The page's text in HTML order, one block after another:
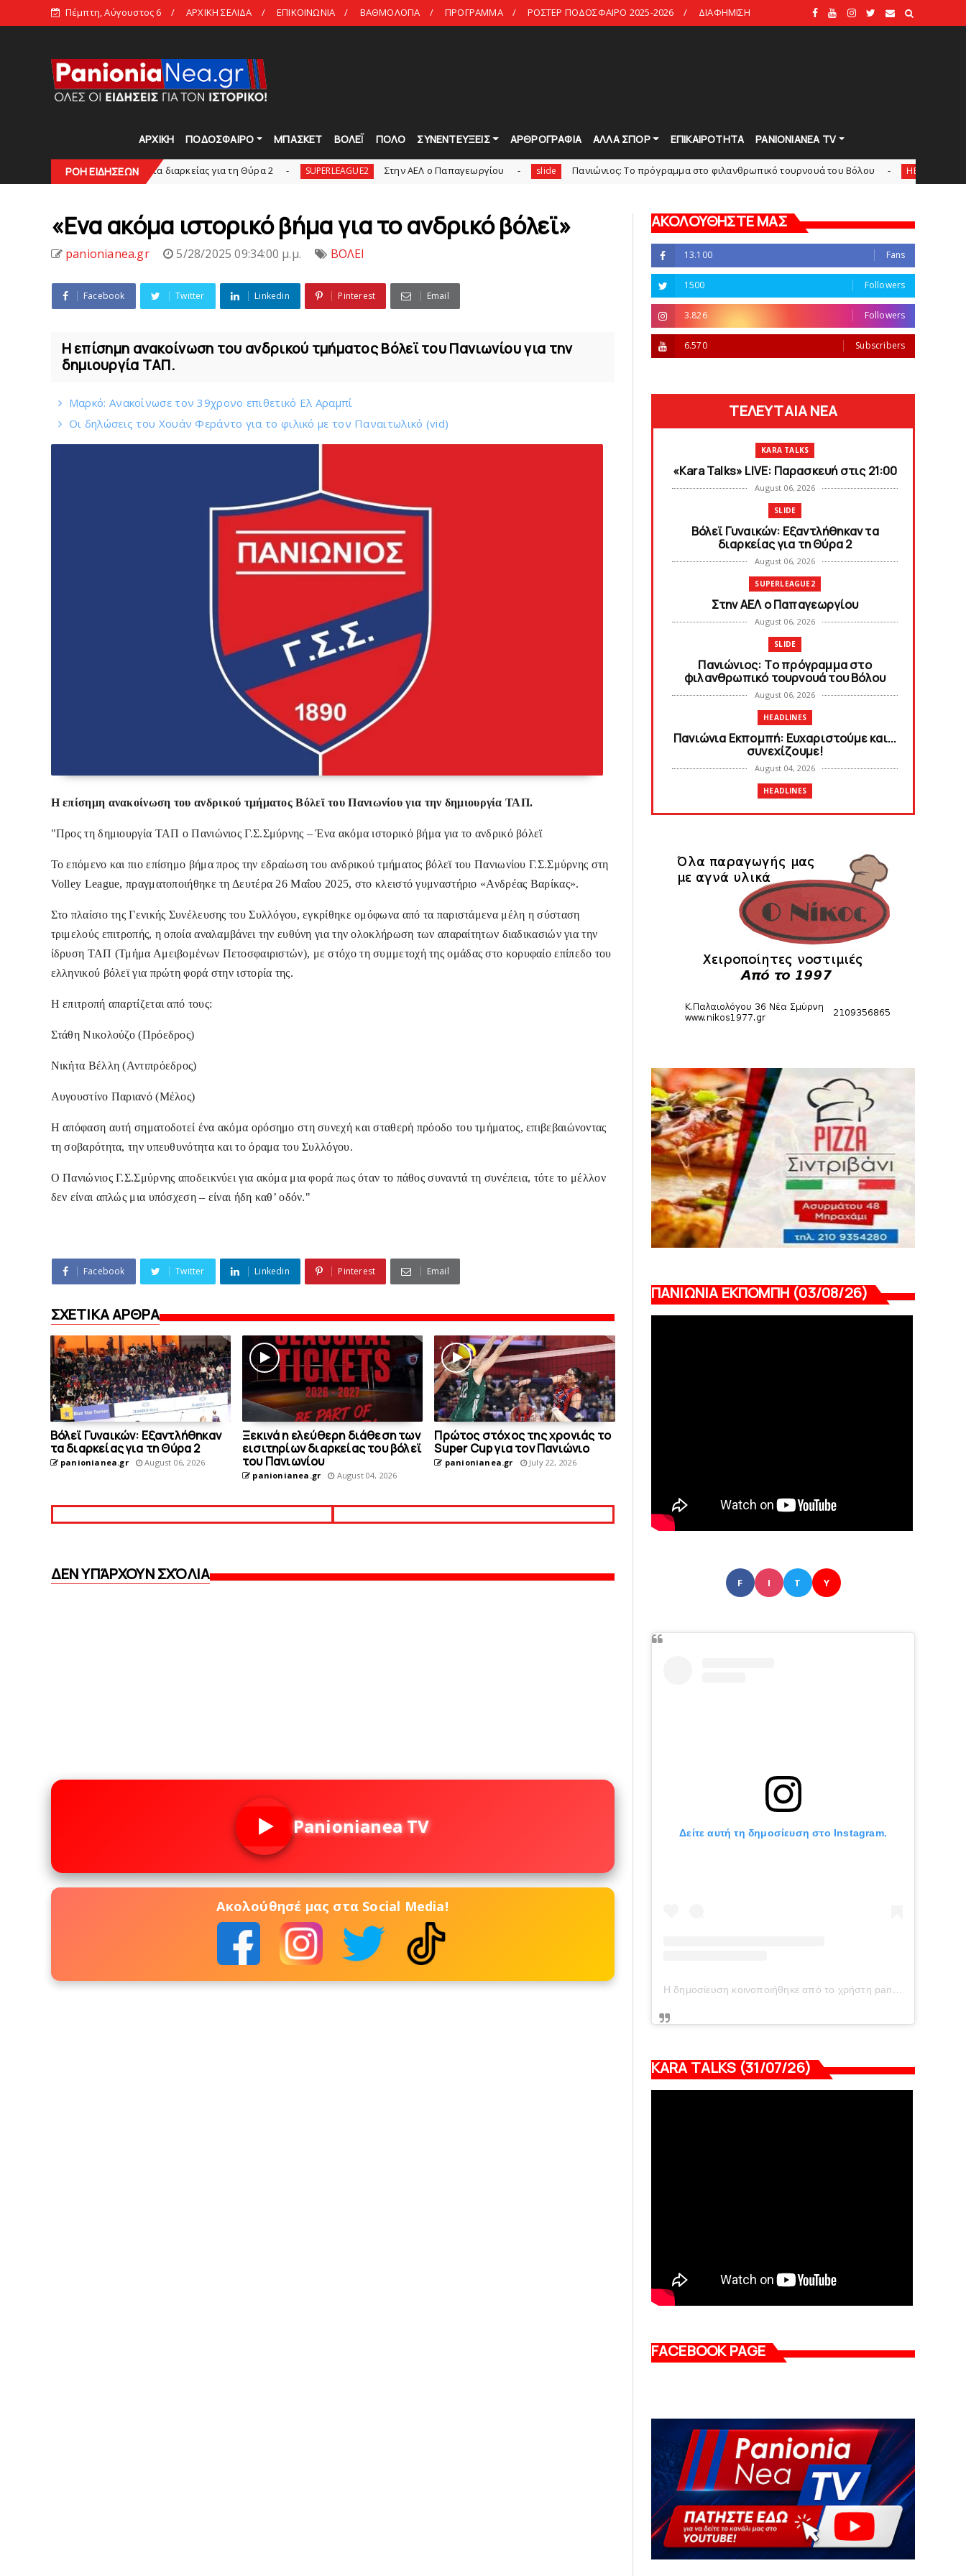
Πέμπτη, Αύγουστος 6 ΑΡΧΙΚΗ ΣΕΛΙΔΑ ΕΠΙΚΟΙΝΩΝΙΑ ΒΑΘΜΟΛΟΓΙΑ ΠΡΟΓΡΑΜΜΑ ΡΟΣΤΕΡ ΠΟΔΟΣΦΑΙΡΟ 2025-2026 ΔΙΑΦΗΜΙΣΗ
ΑΡΧΙΚΗ ΠΟΔΟΣΦΑΙΡΟ ΜΠΑΣΚΕΤ ΒΟΛΕΪ ΠΟΛΟ ΣΥΝΕΝΤΕΥΞΕΙΣ ΑΡΘΡΟΓΡΑΦΙΑ ΑΛΛΑ ΣΠΟΡ ΕΠΙΚΑΙΡΟΤΗΤΑ PANIONIANEA TV
ΡΟΗ ΕΙΔΗΣΕΩΝ
Εξαντλήθηκαν τα διαρκείας για τη Θύρα 2 SUPERLEAGUE2 Στην AEΛ ο Παπαγεωργίου slide Πανιώνιoς: Tο πρόγραμμα στο φιλανθρωπικό τουρνουά του Bόλου HEADLINES Πανιώνια
«Eνα ακόμα ιστορικό βήμα για το ανδρικό βόλεϊ»
panionianea.gr 5/28/2025 09:34:00 μ.μ. ΒΟΛΕΙ
Facebook Twitter Linkedin Pinterest Email
Η επίσημη ανακοίνωση του ανδρικού τμήματος Βόλεϊ του Πανιωνίου για την
δημιουργία ΤΑΠ.
Mαρκό: Ανακοίνωσε τον 39χρονο επιθετικό Ελ Αραμπί
Οι δηλώσεις του Χουάν Φεράντο για το φιλικό με τoν Παναιτωλικό (vid)
Η επίσημη ανακοίνωση του ανδρικού τμήματος Βόλεϊ του Πανιωνίου για την δημιουργία ΤΑΠ.
"Προς τη δημιουργία ΤΑΠ ο Πανιώνιος Γ.Σ.Σμύρνης – Ένα ακόμα ιστορικό βήμα για το ανδρικό βόλεϊ
Το επόμενο και πιο επίσημο βήμα προς την εδραίωση του ανδρικού τμήματος βόλεϊ του Πανιωνίου Γ.Σ.Σμύρνης στη
Volley League, πραγματοποιήθηκε τη Δευτέρα 26 Μαΐου 2025, στο κλειστό γυμναστήριο «Ανδρέας Βαρίκας».
Στο πλαίσιο της Γενικής Συνέλευσης του Συλλόγου, εγκρίθηκε ομόφωνα από τα παριστάμενα μέλη η σύσταση
τριμελούς επιτροπής, η οποία αναλαμβάνει την ευθύνη για την ολοκλήρωση των απαραίτητων διαδικασιών για την
ίδρυση ΤΑΠ (Τμήμα Αμειβομένων Πετοσφαιριστών), με στόχο τη συμμετοχή της ομάδας στο κορυφαίο επίπεδο του
ελληνικού βόλεϊ για πρώτη φορά στην ιστορία της.
Η επιτροπή απαρτίζεται από τους:
Στάθη Νικολούζο (Πρόεδρος)
Νικήτα Βέλλη (Αντιπρόεδρος)
Αυγουστίνο Παριανό (Μέλος)
Η απόφαση αυτή σηματοδοτεί ένα ακόμα ορόσημο στη συνεχή και σταθερή πρόοδο του τμήματος, επιβεβαιώνοντας
τη σοβαρότητα, την υπευθυνότητα και το όραμα του Συλλόγου.
Ο Πανιώνιος Γ.Σ.Σμύρνης αποδεικνύει για ακόμα μια φορά πως όταν το πάθος συναντά τη συνέπεια, τότε το μέλλον
δεν είναι απλώς μια υπόσχεση – είναι ήδη καθ’ οδόν."
Facebook Twitter Linkedin Pinterest Email
ΣΧΕΤΙΚΑ ΑΡΘΡΑ
Bόλεϊ Γυναικών: Εξαντλήθηκαν
τα διαρκείας για τη Θύρα 2
panionianea.gr August 06, 2026
Ξεκινά η ελεύθερη διάθεση των
εισιτηρίων διαρκείας του βόλεϊ
τoυ Πανιωνίου
panionianea.gr August 04, 2026
Πρώτος στόχος της χρονιάς το
Super Cup για τον Πανιώνιο
panionianea.gr July 22, 2026
ΔΕΝ ΥΠΆΡΧΟΥΝ ΣΧΌΛΙΑ
Panionianea TV
Ακολούθησέ μας στα Social Media!
ΑΚΟΛΟΥΘΗΣΤΕ ΜΑΣ
13.100 Fans
1500 Followers
3.826 Followers
6.570 Subscribers
ΤΕΛΕΥΤΑΙΑ ΝΕΑ
KARA TALKS
«Kara Talks» LIVE: Παρασκευή στις 21:00
August 06, 2026
SLIDE
Bόλεϊ Γυναικών: Εξαντλήθηκαν τα
διαρκείας για τη Θύρα 2
August 06, 2026
SUPERLEAGUE2
Στην AEΛ ο Παπαγεωργίου
August 06, 2026
SLIDE
Πανιώνιoς: Tο πρόγραμμα στο
φιλανθρωπικό τουρνουά του Bόλου
August 06, 2026
HEADLINES
Πανιώνια Εκπομπή: Eυχαριστούμε και...
συνεχίζουμε!
August 04, 2026
HEADLINES
Θλίψη για τον χαμό του Γιώργου
SLIDE
Ξεκινά η ελεύθερη διάθεση των
εισιτηρίων διαρκείας του βόλεϊ...
August 04, 2026
HEADLINES
Kυανέρυθρη και επίσημα η Πάτερου
August 04, 2026
Πανιώνια Εκπομπή: Έπεσε η αυλαία της
ΕΠΙΚΑΙΡΟΤΗΤΑ
LIVE η Πανιώνια Εκπομπή!
August 03, 2026
ΠΑΝΙΩΝΙΑ ΕΚΠΟΜΠΗ (03/08/26)
F I T Y
Δείτε αυτή τη δημοσίευση στο Instagram.
Η δημοσίευση κοινοποιήθηκε από το χρήστη panionianea.gr (@panionianea.gr)
KARA TALKS (31/07/26)
FACEBOOK PAGE